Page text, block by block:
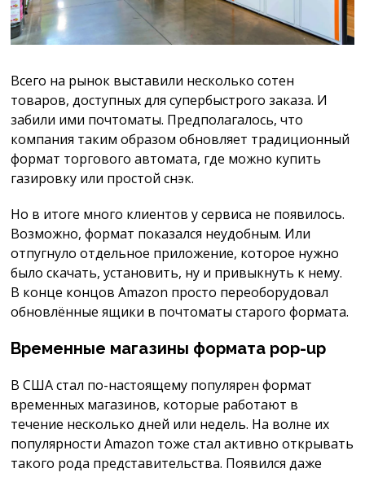
Всего на рынок выставили несколько сотен
товаров, доступных для супербыстрого заказа. И
забили ими почтоматы. Предполагалось, что
компания таким образом обновляет традиционный
формат торгового автомата, где можно купить
газировку или простой снэк.
Но в итоге много клиентов у сервиса не появилось.
Возможно, формат показался неудобным. Или
отпугнуло отдельное приложение, которое нужно
было скачать, установить, ну и привыкнуть к нему.
В конце концов Amazon просто переоборудовал
обновлённые ящики в почтоматы старого формата.
Временные магазины формата pop-up
В США стал по-настоящему популярен формат
временных магазинов, которые работают в
течение несколько дней или недель. На волне их
популярности Amazon тоже стал активно открывать
такого рода представительства. Появился даже